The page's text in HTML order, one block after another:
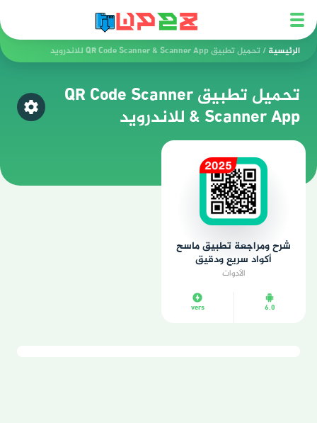
الرئيسية /تحميل تطبيق QR Code Scanner & Scanner App للاندرويد
تحميل تطبيق QR Code Scanner
& Scanner App للاندرويد اختر
شرح ومراجعة تطبيق ماسح
أكواد سريع ودقيق
الأدوات
6.0
vers